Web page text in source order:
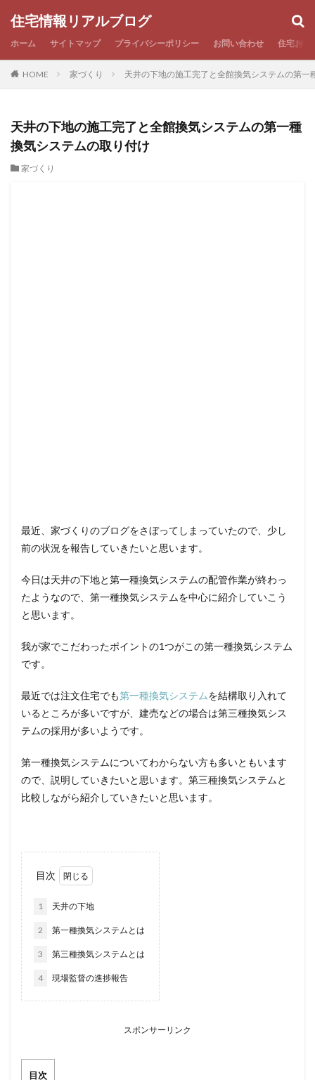
住宅情報リアルブログ
ホーム サイトマップ プライバシーポリシー お問い合わせ 住宅お役
HOME 家づくり 天井の下地の施工完了と全館換気システムの第一
天井の下地の施工完了と全館換気システムの第一種
換気システムの取り付け
家づくり
最近、家づくりのブログをさぼってしまっていたので、少し
前の状況を報告していきたいと思います。
今日は天井の下地と第一種換気システムの配管作業が終わっ
たようなので、第一種換気システムを中心に紹介していこう
と思います。
我が家でこだわったポイントの1つがこの第一種換気システム
です。
最近では注文住宅でも第一種換気システムを結構取り入れて
いるところが多いですが、建売などの場合は第三種換気シス
テムの採用が多いようです。
第一種換気システムについてわからない方も多いともいます
ので、説明していきたいと思います。第三種換気システムと
比較しながら紹介していきたいと思います。
目次
1 天井の下地
2 第一種換気システムとは
3 第三種換気システムとは
4 現場監督の進捗報告
スポンサーリンク
目次